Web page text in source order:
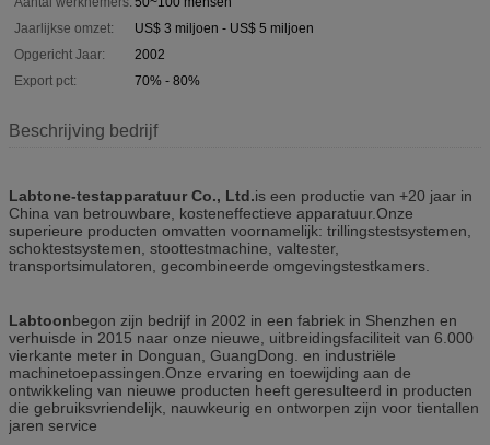
Jaarlijkse omzet:
US$ 3 miljoen - US$ 5 miljoen
Opgericht Jaar:
2002
Export pct:
70% - 80%
Beschrijving bedrijf
Labtone-testapparatuur Co., Ltd.is een productie van +20 jaar in
China van betrouwbare, kosteneffectieve apparatuur.Onze
superieure producten omvatten voornamelijk: trillingstestsystemen,
schoktestsystemen, stoottestmachine, valtester,
transportsimulatoren, gecombineerde omgevingstestkamers.
Labtoonbegon zijn bedrijf in 2002 in een fabriek in Shenzhen en
verhuisde in 2015 naar onze nieuwe, uitbreidingsfaciliteit van 6.000
vierkante meter in Donguan, GuangDong. en industriële
machinetoepassingen.Onze ervaring en toewijding aan de
ontwikkeling van nieuwe producten heeft geresulteerd in producten
die gebruiksvriendelijk, nauwkeurig en ontworpen zijn voor tientallen
jaren service